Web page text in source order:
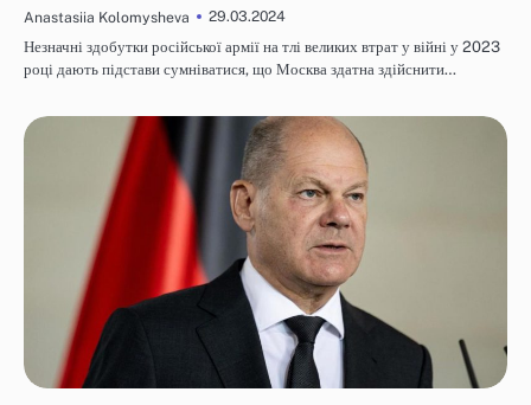
Anastasiia Kolomysheva
29.03.2024
Незначні здобутки російської армії на тлі великих втрат у війні у 2023
році дають підстави сумніватися, що Москва здатна здійснити…